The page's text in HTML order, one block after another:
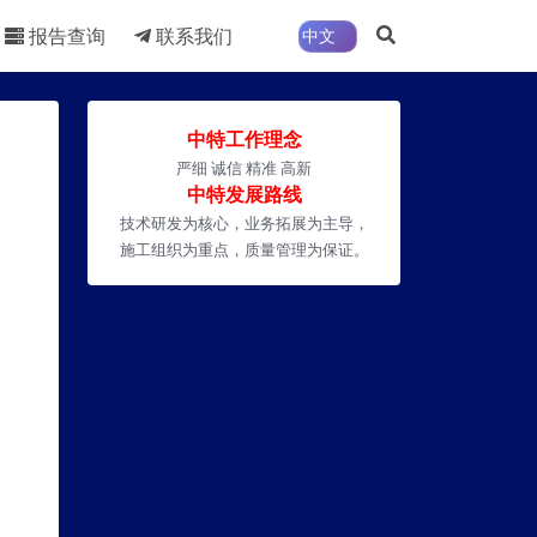
报告查询 联系我们
中特工作理念
严细 诚信 精准 高新
中特发展路线
技术研发为核心，业务拓展为主导，
施工组织为重点，质量管理为保证。